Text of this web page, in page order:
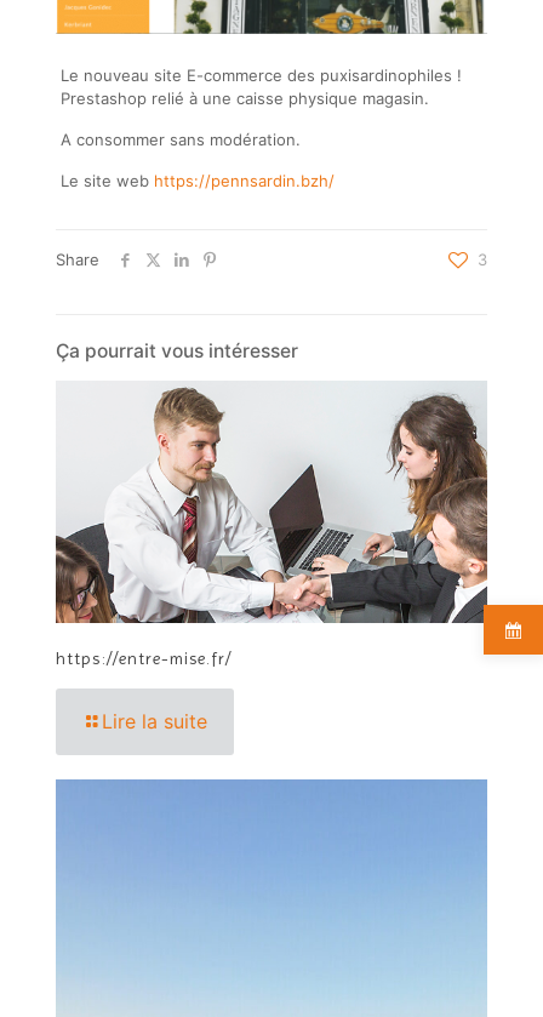
Le nouveau site E-commerce des puxisardinophiles !
Prestashop relié à une caisse physique magasin.
A consommer sans modération.
Le site web https://pennsardin.bzh/
Share 3
Ça pourrait vous intéresser
https://entre-mise.fr/
Lire la suite